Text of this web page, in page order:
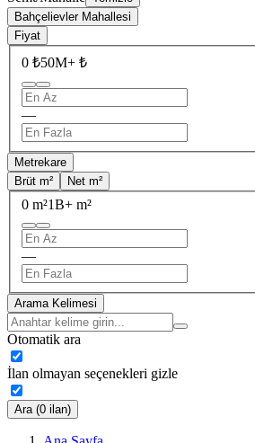
Bahçelievler Mahallesi
Fiyat
0 ₺50M+ ₺
—
Metrekare
Brüt m²
Net m²
0 m²1B+ m²
—
Arama Kelimesi
Otomatik ara
İlan olmayan seçenekleri gizle
Ara (0 ilan)